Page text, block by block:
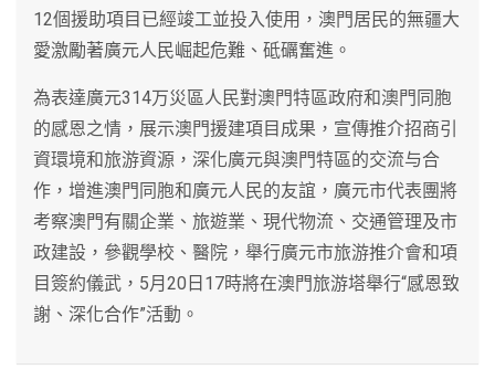
12個援助項目已經竣工並投入使用，澳門居民的無疆大
愛激勵著廣元人民崛起危難、砥礪奮進。
為表達廣元314万災區人民對澳門特區政府和澳門同胞
的感恩之情，展示澳門援建項目成果，宣傳推介招商引
資環境和旅游資源，深化廣元與澳門特區的交流与合
作，增進澳門同胞和廣元人民的友誼，廣元市代表團將
考察澳門有關企業、旅遊業、現代物流、交通管理及市
政建設，參觀學校、醫院，舉行廣元市旅游推介會和項
目簽約儀武，5月20日17時將在澳門旅游塔舉行“感恩致
謝、深化合作”活動。